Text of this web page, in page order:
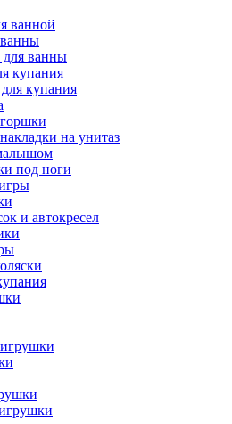
ванной
ванны
купания
купания
на унитаз
под ноги
и автокресел